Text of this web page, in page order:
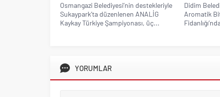
Osmangazi Belediyesi’nin destekleriyle
Sukaypark’ta düzenlenen ANALİG
Kaykay Türkiye Şampiyonası, üç...
Didim
Aromatik
YORUMLAR